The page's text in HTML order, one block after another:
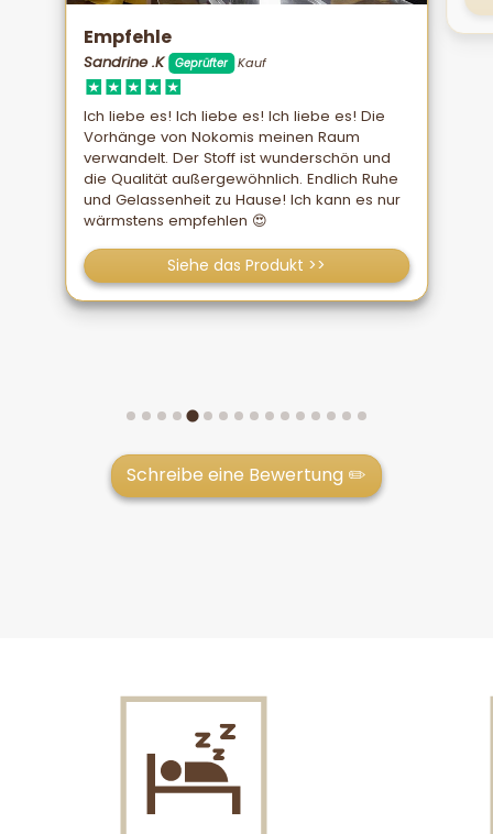
Empfehle
Sandrine .K Geprüfter Kauf
Ich liebe es! Ich liebe es! Ich liebe es! Die
Vorhänge von Nokomis meinen Raum
verwandelt. Der Stoff ist wunderschön und
die Qualität außergewöhnlich. Endlich Ruhe
und Gelassenheit zu Hause! Ich kann es nur
wärmstens empfehlen 😍
Siehe das Produkt >>
Schreibe eine Bewertung ✏️